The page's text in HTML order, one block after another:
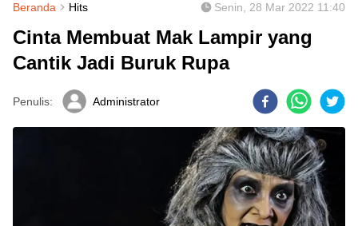
Beranda Hits Senin, 28 Mar 2022 11:40
Cinta Membuat Mak Lampir yang
Cantik Jadi Buruk Rupa
Penulis: Administrator